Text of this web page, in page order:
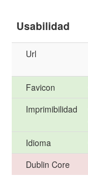
Usabilidad
Url
Favicon
Imprimibilidad
Idioma
Dublin Core